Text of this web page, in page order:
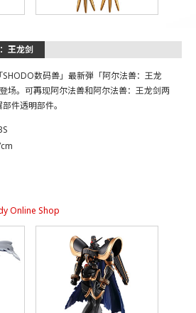
王龙剑
数码兽」最新弾「阿尔法兽：王龙
场。可再现阿尔法兽和阿尔法兽：王龙剑两
件透明部件。
Online Shop